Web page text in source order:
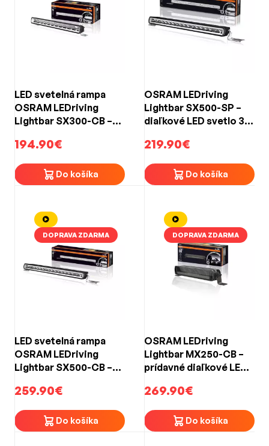
LED svetelná rampa
OSRAM LEDriving
Lightbar SX300-CB –
dosah 210 m, ECE R112
194.90€
Do košíka
OSRAM LEDriving
Lightbar SX500-SP –
diaľkové LED svetlo 3
kužeľ, ECE R112
219.90€
Do košíka
DOPRAVA ZDARMA
LED svetelná rampa
OSRAM LEDriving
Lightbar SX500-CB –
dosah 290 m, ECE R112
259.90€
Do košíka
DOPRAVA ZDARMA
OSRAM LEDriving
Lightbar MX250-CB –
prídavné diaľkové LED
12/24 V, kombinovaný
269.90€
Do košíka